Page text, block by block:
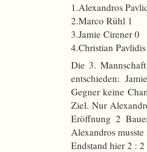
1.Alexandros
2.Marco Rühl 1
3.Jamie Cirener 0
4.Christian
Die 3.
entschieden:
Gegner keine
Ziel. Nur
Eröffnung 2
Alexandros
Endstand hier 2 : 2